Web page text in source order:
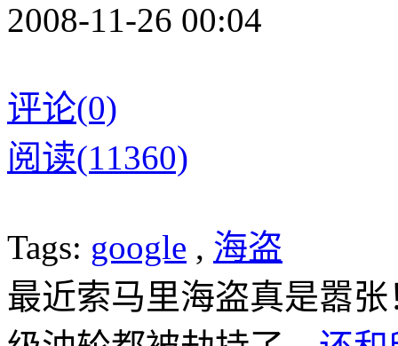
2008-11-26 00:04
评论(0)
阅读(11360)
Tags: google , 海盗
最近索马里海盗真是嚣